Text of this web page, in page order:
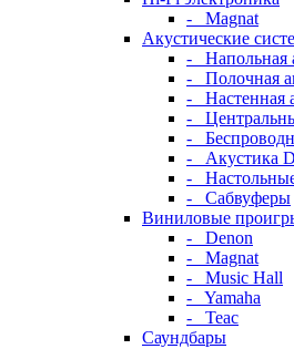
- Magnat
Акустические
- Напольная
- Полочная
- Настенная
-
-
- Акустика
-
- Сабвуферы
Виниловые
- Denon
- Magnat
- Music Hall
- Yamaha
- Teac
Саундбары